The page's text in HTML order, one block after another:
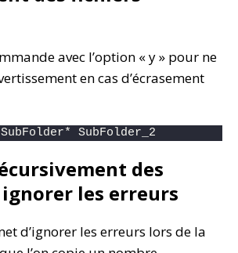
avec l’option « y » pour ne
en cas d’écrasement
SubFolder* SubFolder_2
des
les erreurs
d’ignorer les erreurs lors de la